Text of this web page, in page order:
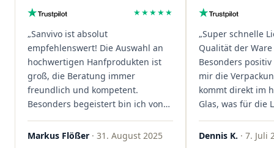
★★★★★
„Sanvivo ist absolut
empfehlenswert! Die Auswahl an
hochwertigen Hanfprodukten ist
groß, die Beratung immer
freundlich und kompetent.
Besonders begeistert bin ich von
der schnellen Rezeptannahme –
alles läuft unkompliziert und
Markus Flößer · 31. August 2025
„Super schnelle
Qualität der
Besonders
mir die
kommt direkt im
Glas, was für die
ist. Ich bestelle
wieder!"
Dennis K. · 7. Juli